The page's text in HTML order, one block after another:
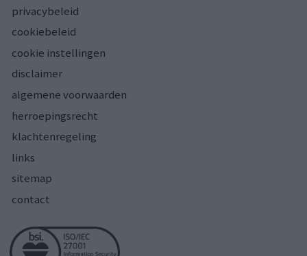
privacybeleid
cookiebeleid
cookie instellingen
disclaimer
algemene voorwaarden
herroepingsrecht
klachtenregeling
links
sitemap
contact